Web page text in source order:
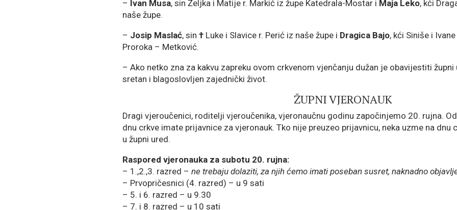
– Ivan Musa, sin Željka i Matije r. Markić iz župe Katedrala-Mostar i Maja Leko, kći
naše župe.
– Josip Maslać, sin † Luke i Slavice r. Perić iz naše župe i Dragica Bajo, kći Siniše i
Proroka – Metković.
– Ako netko zna za kakvu zapreku ovom crkvenom vjenčanju dužan je obavijestiti
sretan i blagoslovljen zajednički život.
ŽUPNI VJERONAUK
Dragi vjeroučenici, roditelji vjeroučenika, vjeronaučnu godinu započinjemo 20. rujna.
dnu crkve imate prijavnice za vjeronauk. Tko nije preuzeo prijavnicu, neka uzme na dnu
u župni ured.
Raspored vjeronauka za subotu 20. rujna:
– 1.,2.,3. razred – ne trebaju dolaziti, za njih ćemo imati poseban susret, naknadno
– Prvopričesnici (4. razred) – u 9 sati
– 5. i 6. razred – u 9.30
– 7. i 8. razred – u 10 sati